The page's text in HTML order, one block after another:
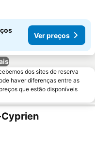
Ver preços
dos sites de reserva
haver diferenças entre as
que estão disponíveis